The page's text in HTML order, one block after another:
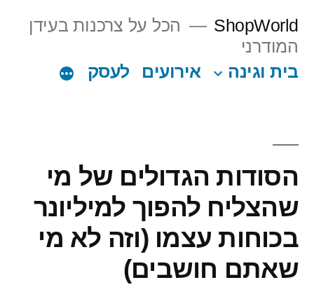
content
ShopWorld
הכל על צרכנות בעידן
המודרני
בית וגינה
אירועים לעסק
הסודות הגדולים של מי
שהצליח להפוך למיליונר
בכוחות עצמו (וזה לא מי
שאתם חושבים)